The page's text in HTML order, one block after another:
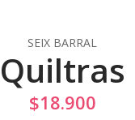
SEIX BARRAL
Quiltras
$18.900